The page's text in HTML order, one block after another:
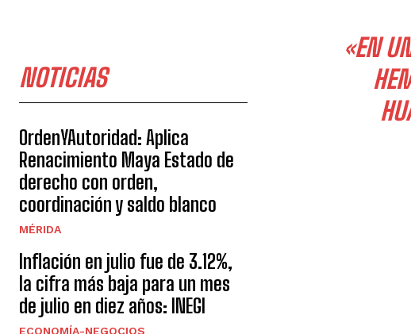
NOTICIAS
OrdenYAutoridad: Aplica
Renacimiento Maya Estado de
derecho con orden,
coordinación y saldo blanco
MÉRIDA
Inflación en julio fue de 3.12%,
la cifra más baja para un mes
de julio en diez años: INEGI
ECONOMÍA-NEGOCIOS
«EN